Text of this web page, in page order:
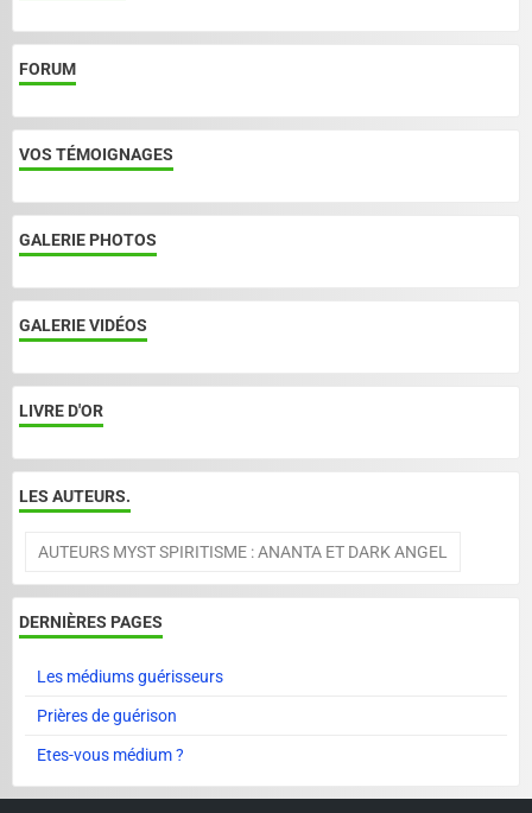
FORUM
VOS TÉMOIGNAGES
GALERIE PHOTOS
GALERIE VIDÉOS
LIVRE D'OR
LES AUTEURS.
AUTEURS MYST SPIRITISME : ANANTA ET DARK ANGEL
DERNIÈRES PAGES
Les médiums guérisseurs
Prières de guérison
Etes-vous médium ?